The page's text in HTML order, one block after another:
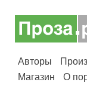
Авторы
Магазин
О